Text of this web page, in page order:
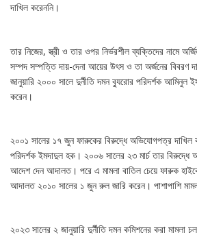
দাখিল করেননি।
তার নিজের, স্ত্রী ও তার ওপর নির্ভরশীল ব্যক্তিদের নামে
সম্পদ সম্পত্তি দায়-দেনা আয়ের উৎস ও তা অর্জনের বিবরণ
জানুয়ারি ২০০০ সালে দুর্নীতি দমন ব্যুরোর পরিদর্শক আমিনুল
করেন।
২০০১ সালের ১৭ জুন ফারুকের বিরুদ্ধে অভিযোগপত্র দাখিল
পরিদর্শক ইমদাদুল হক। ২০০৬ সালের ২৩ মার্চ তার
আদেশ দেন আদালত। পরে এ মামলা বাতিল চেয়ে ফারুক
আদালত ২০১০ সালের ১ জুন রুল জারি করেন। পাশাপাশি
২০২৩ সালের ২ জানুয়ারি দুর্নীতি দমন কমিশনের করা মামলা